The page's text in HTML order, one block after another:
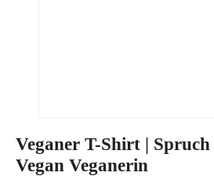
Veganer T-Shirt | Spruch
Vegan Veganerin